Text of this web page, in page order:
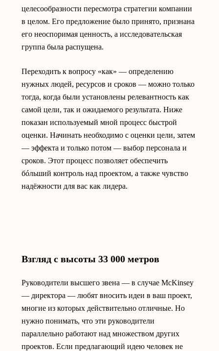
целесообразности пересмотра стратегии компании
в целом. Его предложение было принято, признана
его неоспоримая ценность, а исследовательская
группа была распущена.
Переходить к вопросу «как» — определению
нужных людей, ресурсов и сроков — можно только
тогда, когда были установлены релевантность как
самой цели, так и ожидаемого результата. Ниже
показан используемый мной процесс быстрой
оценки. Начинать необходимо с оценки цели, затем
— эффекта и только потом — выбор персонала и
сроков. Этот процесс позволяет обеспечить
бóльший контроль над проектом, а также чувство
надёжности для вас как лидера.
Взгляд с высоты 33 000 метров
Руководители высшего звена — в случае McKinsey
— директора — любят вносить идеи в ваш проект,
многие из которых действительно отличные. Но
нужно понимать, что эти руководители
параллельно работают над множеством других
проектов. Если предлагающий идею человек не